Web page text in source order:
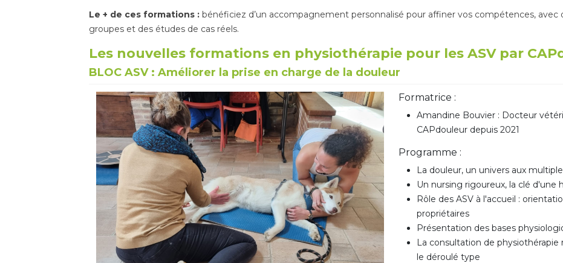
Le + de ces formations : bénéficiez d’un accompagnement personnalisé pour affiner vos compétences, avec
groupes et des études de cas réels.
Les nouvelles formations en physiothérapie pour les ASV par
BLOC ASV : Améliorer la prise en charge de la douleur
Formatrice :
Amandine Bouvier : Docteur
CAPdouleur depuis 2021
Programme :
La douleur, un univers aux
Un nursing rigoureux, la clé d'une
Rôle des ASV à l'accueil :
propriétaires
Présentation des bases
La consultation de physiothérapie
le déroulé type